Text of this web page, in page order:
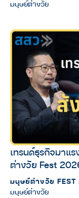
มนุษย์ต่างวัย
เทรนด์ธุรกิจมาแ
ต่างวัย Fest
มนุษย์ต่างวัย
มนุษย์ต่างวัย